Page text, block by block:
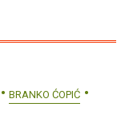
BRANKO ĆOPIĆ